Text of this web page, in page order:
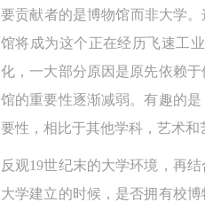
要贡献者的是博物馆而非大学
馆将成为这个正在经历飞速工
化，一大部分原因是原先依赖
馆的重要性逐渐减弱。有趣的
要性，相比于其他学科，艺术和
反观19世纪末的大学环境，再
大学建立的时候，是否拥有校